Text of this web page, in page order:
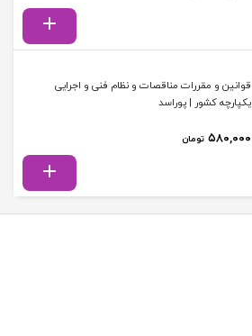
قوانین و مقررات مناقصات و نظام فنی و اجرایی
یکپارچه کشور | پوراسد
۵۸۰,۰۰۰ تومان